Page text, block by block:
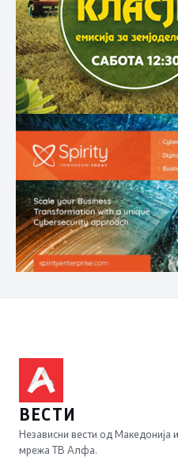
ВЕСТИ
Независни вести од Македонија
мрежа ТВ Алфа.